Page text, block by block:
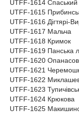
UTFF-1614 Спаський
UTFF-1615
UTFF-1616 Дігтярі-
UTFF-1617 Мальча
UTFF-1618 Кримок
UTFF-1619 Панська
UTFF-1620
UTFF-1621
UTFF-1622
UTFF-1623
UTFF-1624 Крюкова
UTFF-1625